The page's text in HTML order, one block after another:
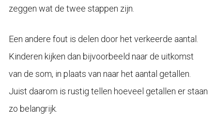
zeggen wat de twee stappen zijn.
Een andere fout is delen door het verkeerde aantal.
Kinderen kijken dan bijvoorbeeld naar de uitkomst
van de som, in plaats van naar het aantal getallen.
Juist daarom is rustig tellen hoeveel getallen er staan
zo belangrijk.